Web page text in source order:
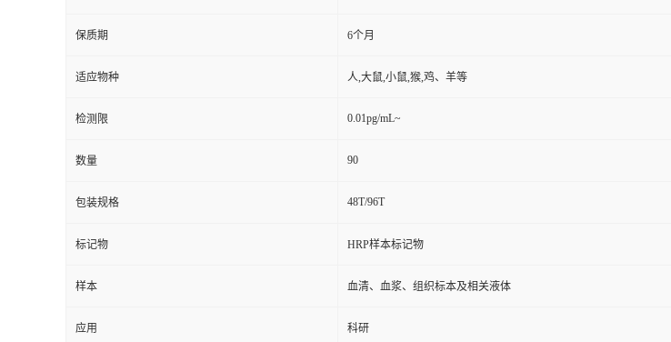
保质期 6个月
适应物种 人,大鼠,小鼠,猴,鸡、羊等
检测限 0.01pg/mL~
数量 90
包装规格 48T/96T
标记物 HRP样本标记物
样本 血清、血浆、组织标本及相关液体
应用 科研